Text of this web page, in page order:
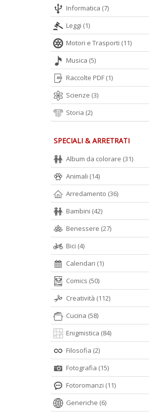
Digitale
3.50 €
Oasis
7.90 €
Digitale
4.90 €
Enciclopedia Dei
Cantautori
Cartacea
Informatica (7)
Leggi (1)
Motori e Trasporti (11)
Musica (5)
Raccolte PDF (1)
Scienze (3)
Storia (2)
SPECIALI & ARRETRATI
Album da colorare (31)
Animali (14)
Arredamento (36)
Bambini (42)
Benessere (27)
Bici (4)
Calendari (1)
Comics (50)
Creatività (112)
Cucina (58)
Enigmistica (84)
Filosofia (2)
Fotografia (15)
Fotoromanzi (11)
Generiche (6)